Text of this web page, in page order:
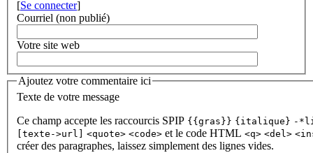
[Se connecter]
Courriel (non publié)
Votre site web
Ajoutez votre commentaire ici
Texte de votre message
Ce champ accepte les raccourcis SPIP {{gras}} {italique} -
[texte->url]
<quote> <code> et le code HTML <q> <del>
créer des paragraphes, laissez simplement des lignes vides.